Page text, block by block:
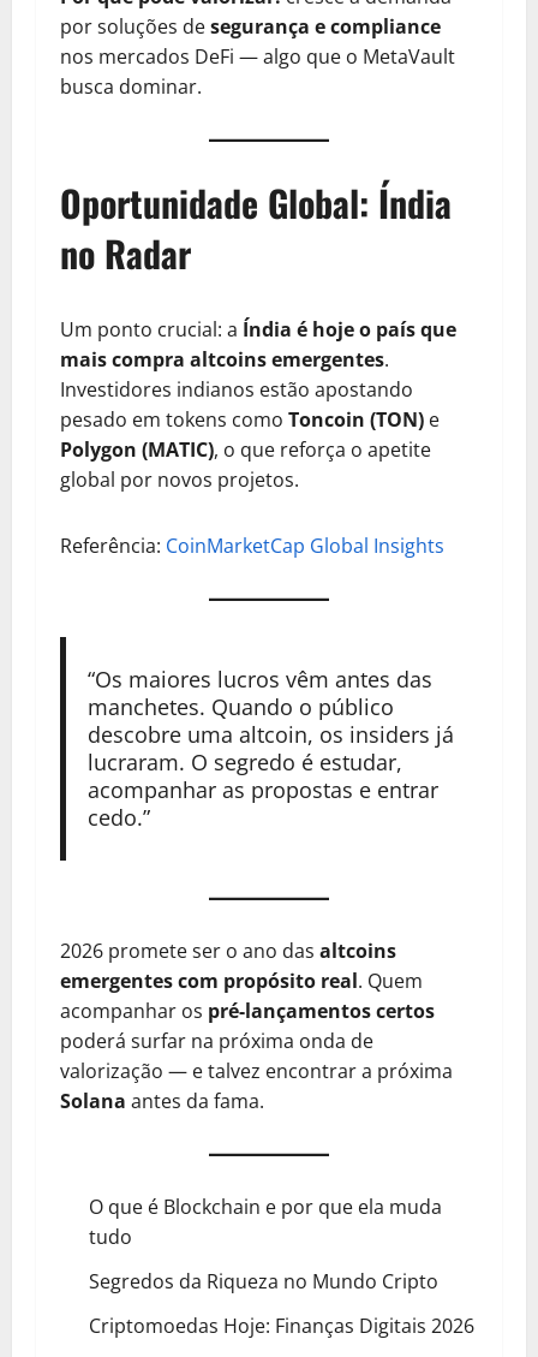
por soluções desegurança e compliance
nos mercados DeFi — algo que o MetaVault
busca dominar.
Oportunidade Global: Índia
no Radar
Um ponto crucial: a Índia é hoje o país que
mais compra altcoins emergentes.
Investidores indianos estão apostando
pesado em tokens como Toncoin (TON) e
Polygon (MATIC), o que reforça o apetite
global por novos projetos.
Referência: CoinMarketCap Global Insights
“Os maiores lucros vêm antes das
manchetes. Quando o público
descobre uma altcoin, os insiders já
lucraram. O segredo é estudar,
acompanhar as propostas e entrar
cedo.”
2026 promete ser o ano das altcoins
emergentes com propósito real. Quem
acompanhar os pré-lançamentos certos
poderá surfar na próxima onda de
valorização — e talvez encontrar a próxima
Solana antes da fama.
O que é Blockchain e por que ela muda
tudo
Segredos da Riqueza no Mundo Cripto
Criptomoedas Hoje: Finanças Digitais 2026